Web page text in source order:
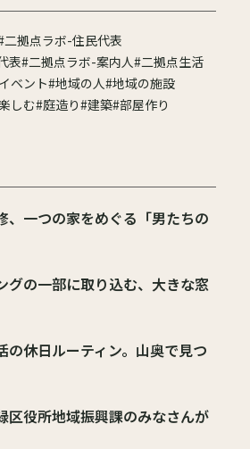
二拠点ラボ-住民代表
表#二拠点ラボ-案内人#二拠点生活
ベント#地域の人#地域の施設
しむ#庭造り#建築#部屋作り
、一つの家をめぐる「男たちの
グの一部に取り込む、大きな窓
の休日ルーティン。山奥で見つ
区役所地域振興課のみなさんが